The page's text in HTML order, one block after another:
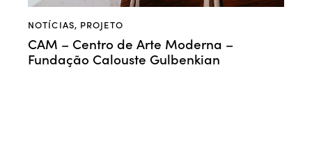
NOTÍCIAS, PROJETO
CAM – Centro de Arte Moderna –
Fundação Calouste Gulbenkian